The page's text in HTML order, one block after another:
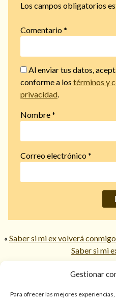
Gestionar
Para ofrecer las mejores
Los campos obligatorios
Comentario*
Al enviar tus datos,
conforme a los términos y
privacidad.
Nombre*
Correo electrónico*
« Saber si mi ex volverá conmigo
Saber si mi